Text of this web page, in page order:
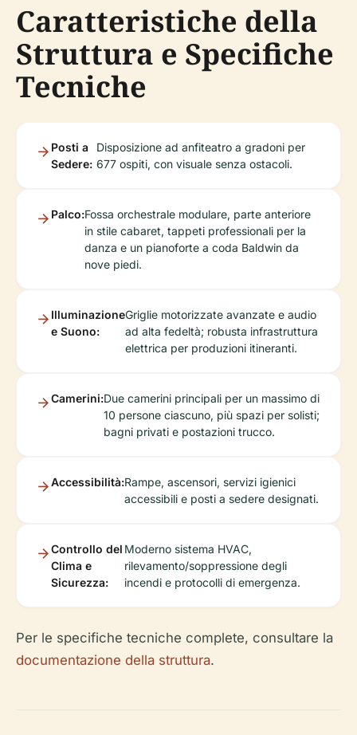
Caratteristiche della
Struttura e Specifiche
Tecniche
Posti a
Sedere:
Disposizione ad anfiteatro a gradoni per
677 ospiti, con visuale senza ostacoli.
Palco:Fossa orchestrale modulare, parte anteriore
in stile cabaret, tappeti professionali per la
danza e un pianoforte a coda Baldwin da
nove piedi.
Illuminazione
e Suono:
Griglie motorizzate avanzate e audio
ad alta fedeltà; robusta infrastruttura
elettrica per produzioni itineranti.
Camerini:Due camerini principali per un massimo di
10 persone ciascuno, più spazi per solisti;
bagni privati e postazioni trucco.
Accessibilità:Rampe, ascensori, servizi igienici
accessibili e posti a sedere designati.
Controllo del
Clima e
Sicurezza:
Moderno sistema HVAC,
rilevamento/soppressione degli
incendi e protocolli di emergenza.
Per le specifiche tecniche complete, consultare la
documentazione della struttura.